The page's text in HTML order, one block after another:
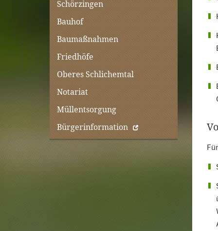
Schörzingen
Bauhof
Baumaßnahmen
Friedhöfe
Oberes Schlichemtal
Notariat
Müllentsorgung
Bürgerinformation